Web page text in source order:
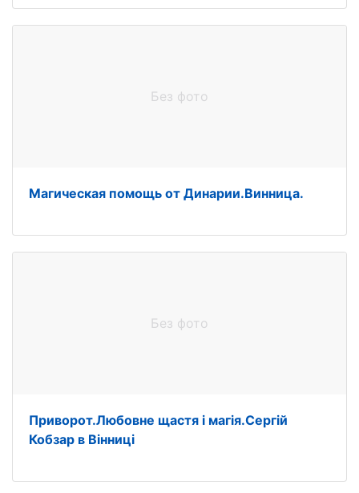
Без фото
Магическая помощь от Динарии.Винница.
Без фото
Приворот.Любовне щастя і магія.Сергій
Кобзар в Вінниці